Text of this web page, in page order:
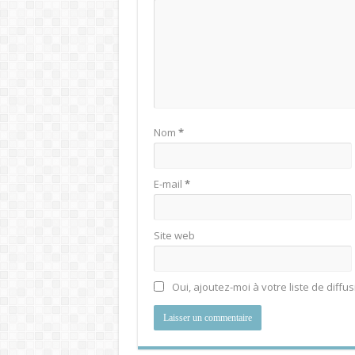
Nom *
E-mail *
Site web
Oui, ajoutez-moi à votre liste de